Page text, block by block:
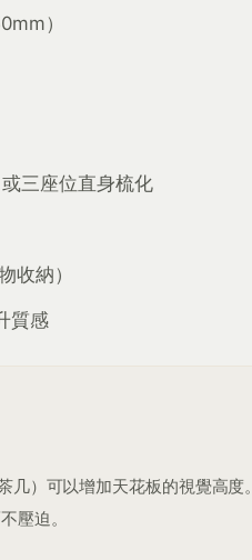
）
三座位直身梳化
收納）
質感
）可以增加天花板的視覺高度
壓迫。